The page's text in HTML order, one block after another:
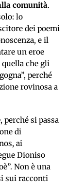
comunità.
lo
dei poemi
e il
un eroe
che gli
perché
rovinosa a
, perché si passa
di
ai
Dioniso
Non è una
sui racconti